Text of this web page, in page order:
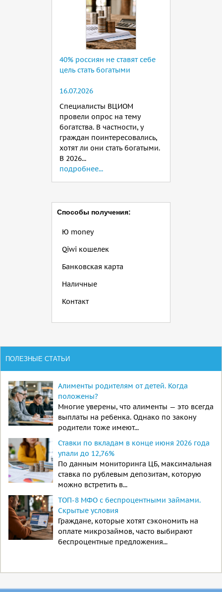
40% россиян не ставят себе
цель стать богатыми
16.07.2026
Специалисты ВЦИОМ
провели опрос на тему
богатства. В частности, у
граждан поинтересовались,
хотят ли они стать богатыми.
В 2026...
подробнее...
Способы получения:
Ю money
Qiwi кошелек
Банковская карта
Наличные
Контакт
ПОЛЕЗНЫЕ СТАТЬИ
Алименты родителям от детей. Когда
положены?
Многие уверены, что алименты — это всегда
выплаты на ребенка. Однако по закону
родители тоже имеют...
Ставки по вкладам в конце июня 2026 года
упали до 12,76%
По данным мониторинга ЦБ, максимальная
ставка по рублевым депозитам, которую
можно встретить в...
ТОП-8 МФО с беспроцентными займами.
Скрытые условия
Граждане, которые хотят сэкономить на
оплате микрозаймов, часто выбирают
беспроцентные предложения...